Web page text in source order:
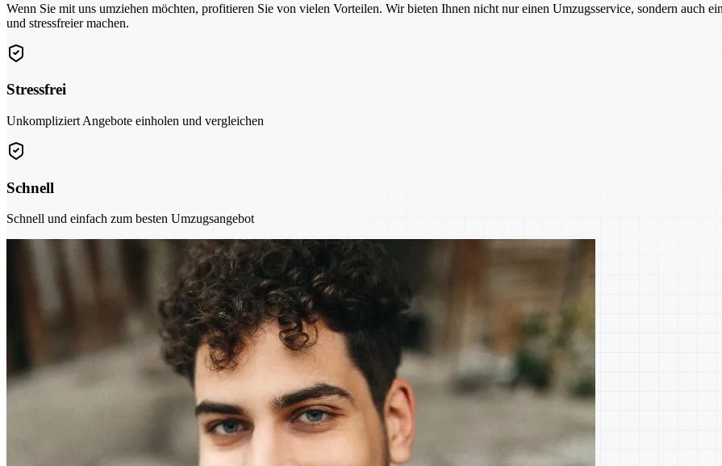
Wenn Sie mit uns umziehen möchten, profitieren Sie von vielen Vorteilen. Wir bieten Ihnen nicht nur einen Umzugsservice, sondern auch
und stressfreier machen.
Stressfrei
Unkompliziert Angebote einholen und vergleichen
Schnell
Schnell und einfach zum besten Umzugsangebot